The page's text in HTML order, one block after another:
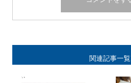
関連記事一覧